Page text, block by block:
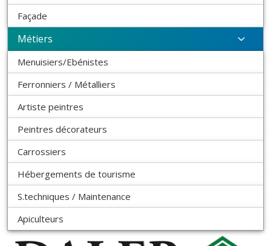
Façade
Métiers
Menuisiers/Ebénistes
Ferronniers / Métalliers
Artiste peintres
Peintres décorateurs
Carrossiers
Hébergements de tourisme
S.techniques / Maintenance
Apiculteurs